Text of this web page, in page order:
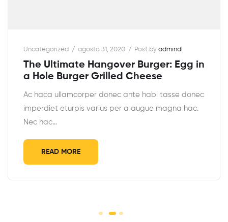
Uncategorized agosto 31, 2020 Post by admindl
The Ultimate Hangover Burger: Egg in
a Hole Burger Grilled Cheese
Ac haca ullamcorper donec ante habi tasse donec
imperdiet eturpis varius per a augue magna hac.
Nec hac…
READ MORE